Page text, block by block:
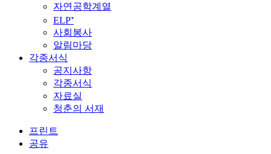
자연공학계열
ELP⁺
사회봉사
알림마당
각종서식
공지사항
각종서식
자료실
청춘의 서재
프린트
공유